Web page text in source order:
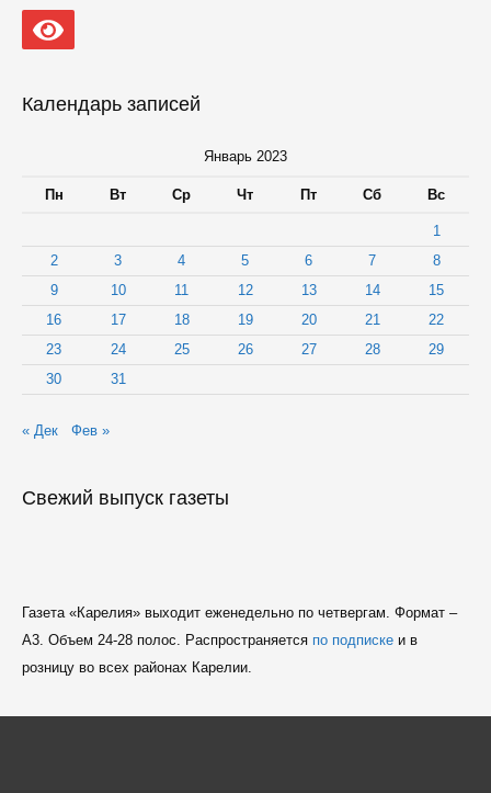
пособие
на
можно
через
Социальный
либо
МФЦ
Календарь записей
Январь 2023
Пн Вт Ср Чт Пт Сб Вс
1
2
3 4 5 6 7
8
9
10 11 12 13 14
15
16
17 18 19 20 21
22
23
24 25 26 27 28
29
30
31
« Дек Фев »
Свежий выпуск газеты
Газета «Карелия» выходит еженедельно по четвергам. Формат –
A3. Объем 24-28 полос. Распространяется по подпискеи в
розницу во всех районах Карелии.